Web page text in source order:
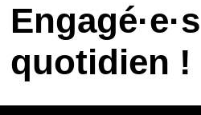
quotidien !